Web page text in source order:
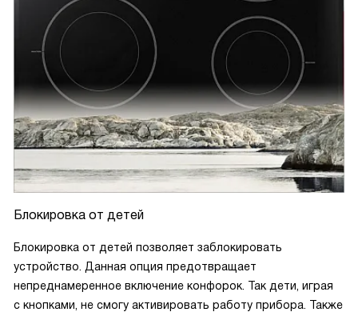
Блокировка от детей
Блокировка от детей позволяет заблокировать
устройство. Данная опция предотвращает
непреднамеренное включение конфорок. Так дети, играя
с кнопками, не смогу активировать работу прибора. Также